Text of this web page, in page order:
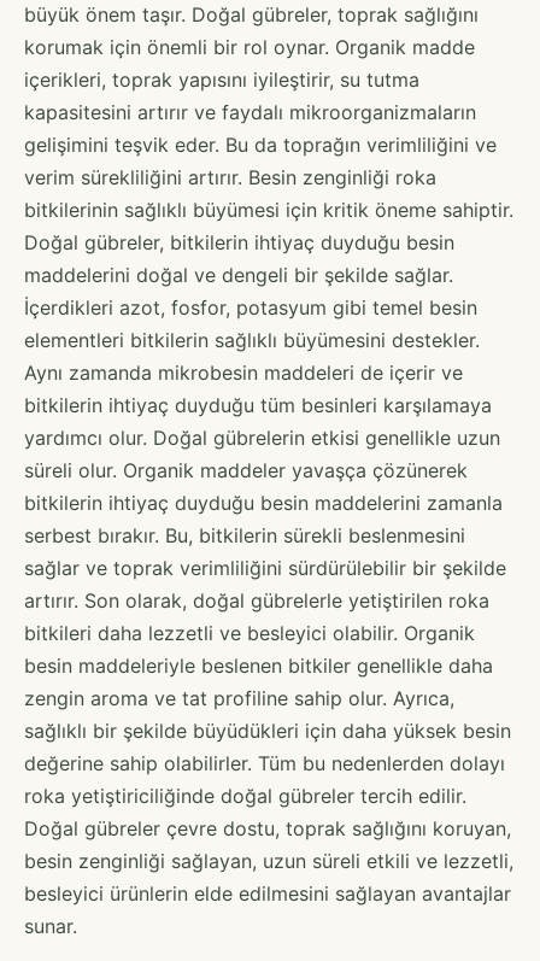
büyük önem taşır. Doğal gübreler, toprak sağlığını
korumak için önemli bir rol oynar. Organik madde
içerikleri, toprak yapısını iyileştirir, su tutma
kapasitesini artırır ve faydalı mikroorganizmaların
gelişimini teşvik eder. Bu da toprağın verimliliğini ve
verim sürekliliğini artırır. Besin zenginliği roka
bitkilerinin sağlıklı büyümesi için kritik öneme sahiptir.
Doğal gübreler, bitkilerin ihtiyaç duyduğu besin
maddelerini doğal ve dengeli bir şekilde sağlar.
İçerdikleri azot, fosfor, potasyum gibi temel besin
elementleri bitkilerin sağlıklı büyümesini destekler.
Aynı zamanda mikrobesin maddeleri de içerir ve
bitkilerin ihtiyaç duyduğu tüm besinleri karşılamaya
yardımcı olur. Doğal gübrelerin etkisi genellikle uzun
süreli olur. Organik maddeler yavaşça çözünerek
bitkilerin ihtiyaç duyduğu besin maddelerini zamanla
serbest bırakır. Bu, bitkilerin sürekli beslenmesini
sağlar ve toprak verimliliğini sürdürülebilir bir şekilde
artırır. Son olarak, doğal gübrelerle yetiştirilen roka
bitkileri daha lezzetli ve besleyici olabilir. Organik
besin maddeleriyle beslenen bitkiler genellikle daha
zengin aroma ve tat profiline sahip olur. Ayrıca,
sağlıklı bir şekilde büyüdükleri için daha yüksek besin
değerine sahip olabilirler. Tüm bu nedenlerden dolayı
roka yetiştiriciliğinde doğal gübreler tercih edilir.
Doğal gübreler çevre dostu, toprak sağlığını koruyan,
besin zenginliği sağlayan, uzun süreli etkili ve lezzetli,
besleyici ürünlerin elde edilmesini sağlayan avantajlar
sunar.